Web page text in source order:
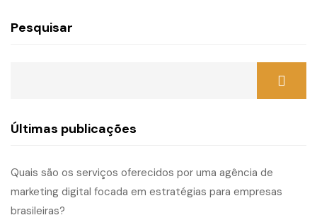
Pesquisar
Últimas publicações
Quais são os serviços oferecidos por uma agência de
marketing digital focada em estratégias para empresas
brasileiras?